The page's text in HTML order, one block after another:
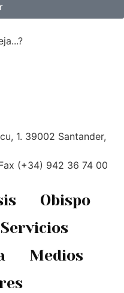
1. 39002 Santander,
(+34) 942 36 74 00
Obispo
Servicios
Medios